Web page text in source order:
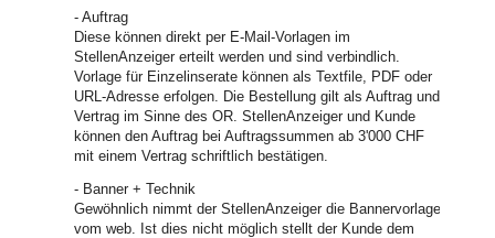
- Auftrag
Diese können direkt per E-Mail-Vorlagen im
StellenAnzeiger erteilt werden und sind verbindlich.
Vorlage für Einzelinserate können als Textfile, PDF oder
URL-Adresse erfolgen. Die Bestellung gilt als Auftrag und
Vertrag im Sinne des OR. StellenAnzeiger und Kunde
können den Auftrag bei Auftragssummen ab 3'000 CHF
mit einem Vertrag schriftlich bestätigen.
- Banner + Technik
Gewöhnlich nimmt der StellenAnzeiger die Bannervorlage
vom web. Ist dies nicht möglich stellt der Kunde dem